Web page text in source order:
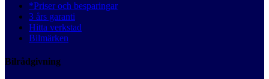
*Priser och besparingar
3 års garanti
Hitta verkstad
Bilmärken
Bilrådgivning